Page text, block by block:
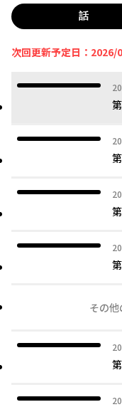
話
次回更新予定日：2026/
その